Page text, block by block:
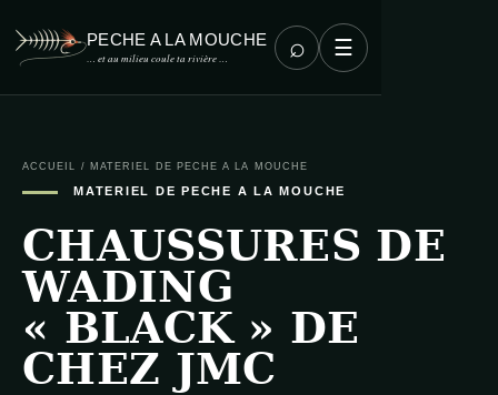
PECHE A LA MOUCHE
… et au milieu coule ta rivière … ⌕ ☰
ACCUEIL / MATERIEL DE PECHE A LA MOUCHE
MATERIEL DE PECHE A LA MOUCHE
CHAUSSURES DE
WADING
« BLACK » DE
CHEZ JMC